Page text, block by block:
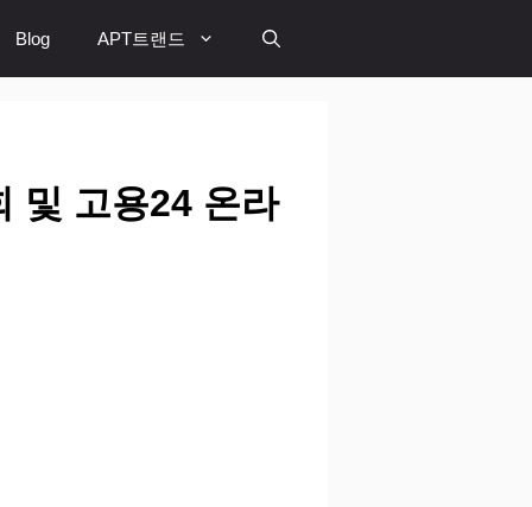
Blog APT트랜드
및 고용24 온라